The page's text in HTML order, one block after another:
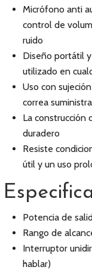
Micrófono anti
control de
ruido
Diseño portátil
utilizado en
Uso con
correa
La construcción
duradero
Resiste
útil y un uso
Potencia de
Rango de
Interruptor
hablar)